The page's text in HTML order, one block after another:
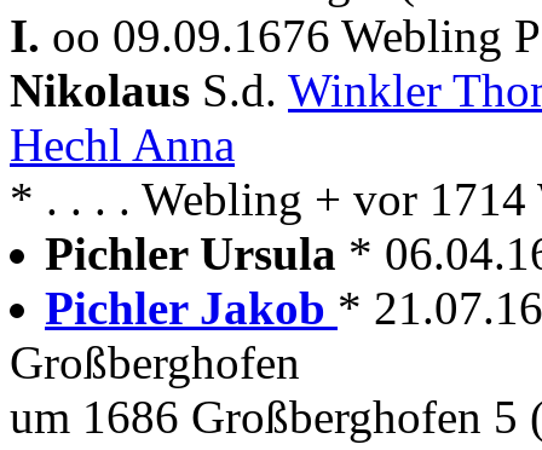
I. oo 09.09.1676 Webling
Nikolaus S.d. Winkler
Hechl Anna
* . . . . Webling + vor 1714
Pichler Ursula *
Pichler Jakob *
Großberghofen
um 1686 Großberghofen 5